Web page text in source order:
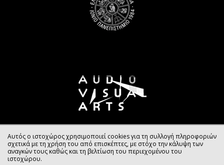
Αυτός ο ιστοχώρος χρησιμοποιεί cookies για τη συλλογή πληροφοριών
σχετικά με τη χρήση του από επισκέπτες, με στόχο την κάλυψη των
αναγκών τους καθώς και τη βελτίωση του περιεχομένου του
ιστοχώρου.